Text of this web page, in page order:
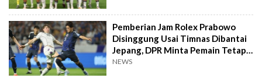
Pemberian Jam Rolex Prabowo
Disinggung Usai Timnas Dibantai
Jepang, DPR Minta Pemain Tetap
Optimis
NEWS